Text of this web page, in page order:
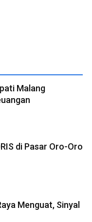
Malang
di Pasar Oro-Oro
Menguat, Sinyal